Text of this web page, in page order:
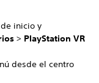
inicio y
> PlayStation VR
desde el centro